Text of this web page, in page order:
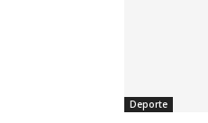
Deporte